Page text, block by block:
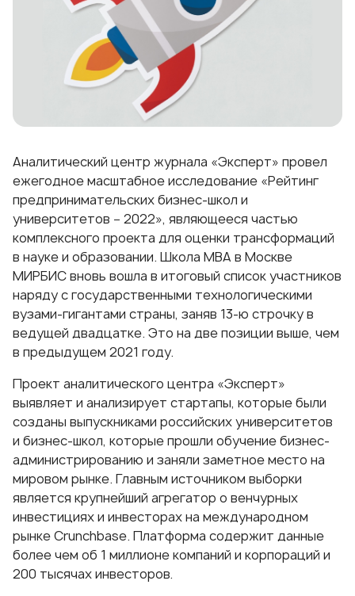
Аналитический центр журнала «Эксперт» провел
ежегодное масштабное исследование «Рейтинг
предпринимательских бизнес-школ и
университетов − 2022», являющееся частью
комплексного проекта для оценки трансформаций
в науке и образовании. Школа МВА в Москве
МИРБИС вновь вошла в итоговый список участников
наряду с государственными технологическими
вузами-гигантами страны, заняв 13-ю строчку в
ведущей двадцатке. Это на две позиции выше, чем
в предыдущем 2021 году.
Проект аналитического центра «Эксперт»
выявляет и анализирует стартапы, которые были
созданы выпускниками российских университетов
и бизнес-школ, которые прошли обучение бизнес-
администрированию и заняли заметное место на
мировом рынке. Главным источником выборки
является крупнейший агрегатор о венчурных
инвестициях и инвесторах на международном
рынке Crunchbase. Платформа содержит данные
более чем об 1 миллионе компаний и корпораций и
200 тысячах инвесторов.